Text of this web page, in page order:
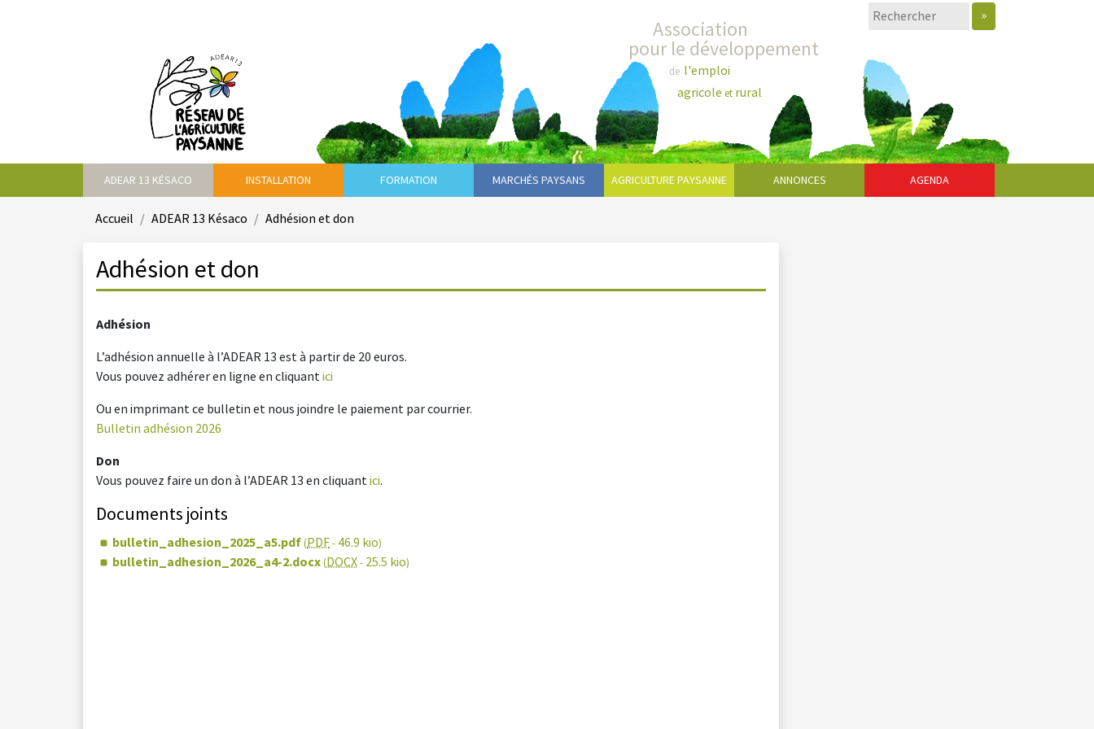
»
Association
pour le développement
de l'emploi
agricole etrural
ADEAR 13 KÉSACO INSTALLATION FORMATION MARCHÉS PAYSANS AGRICULTURE PAYSANNE ANNONCES AGENDA
Accueil ADEAR 13 Késaco Adhésion et don
Adhésion et don
Adhésion
L’adhésion annuelle à l’ADEAR 13 est à partir de 20 euros.
Vous pouvez adhérer en ligne en cliquantici
Ou en imprimant ce bulletin et nous joindre le paiement par courrier.
Bulletin adhésion 2026
Don
Vous pouvez faire un don à l’ADEAR 13 en cliquantici.
Documents joints
bulletin_adhesion_2025_a5.pdf(PDF- 46.9 kio)
bulletin_adhesion_2026_a4-2.docx(DOCX- 25.5 kio)